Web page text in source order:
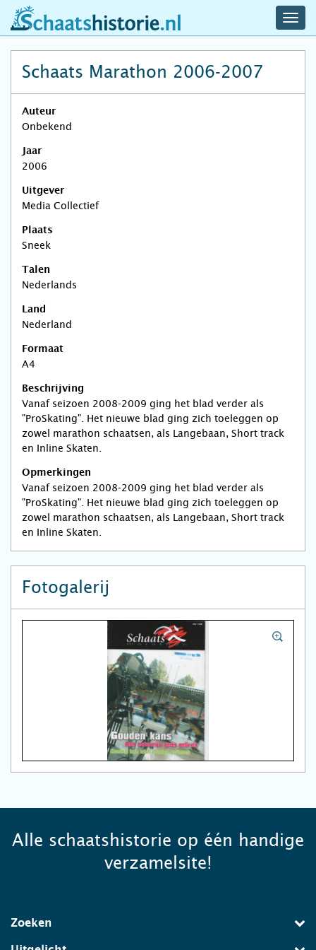
schaatshistorie.nl
Schaats Marathon 2006-2007
Auteur
Onbekend
Jaar
2006
Uitgever
Media Collectief
Plaats
Sneek
Talen
Nederlands
Land
Nederland
Formaat
A4
Beschrijving
Vanaf seizoen 2008-2009 ging het blad verder als
"ProSkating". Het nieuwe blad ging zich toeleggen op
zowel marathon schaatsen, als Langebaan, Short track
en Inline Skaten.
Opmerkingen
Vanaf seizoen 2008-2009 ging het blad verder als
"ProSkating". Het nieuwe blad ging zich toeleggen op
zowel marathon schaatsen, als Langebaan, Short track
en Inline Skaten.
Fotogalerij
Alle schaatshistorie op één handige
verzamelsite!
Zoeken